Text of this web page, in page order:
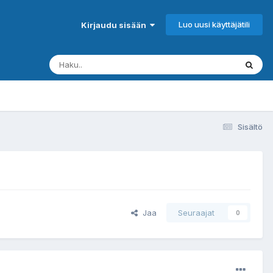
Kirjaudu sisään Luo uusi käyttäjätili
Sisältö
Jaa Seuraajat 0